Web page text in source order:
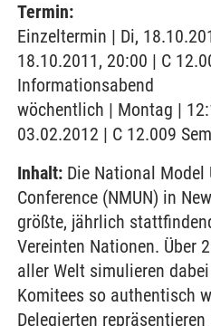
Termin:
Einzeltermin | Di,
18.10.2011, 20:00 | C
Informationsabend
wöchentlich | Montag |
03.02.2012 | C 12.009
Inhalt: Die National Model
Conference (NMUN) in
größte, jährlich
Vereinten Nationen. Über
aller Welt simulieren
Komitees so authentisch
Delegierten